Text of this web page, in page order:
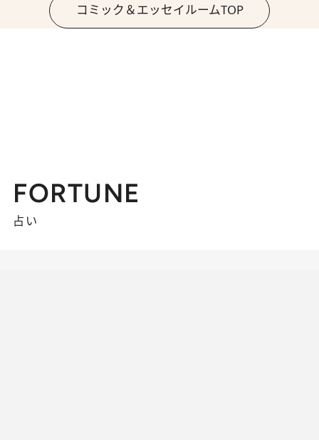
コミック＆エッセイルームTOP
FORTUNE
占い